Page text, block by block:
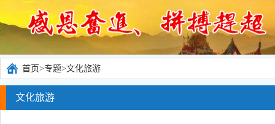
首页>专题>文化旅游
文化旅游